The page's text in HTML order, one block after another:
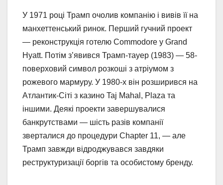
У 1971 році Трамп очолив компанію і вивів її на
манхеттенський ринок. Перший гучний проект
— реконструкція готелю Commodore у Grand
Hyatt. Потім з’явився Трамп-тауер (1983) — 58-
поверховий символ розкоші з атріумом з
рожевого мармуру. У 1980-х він розширився на
Атлантик-Сіті з казино Taj Mahal, Plaza та
іншими. Деякі проекти завершувалися
банкрутствами — шість разів компанії
зверталися до процедури Chapter 11, — але
Трамп завжди відроджувався завдяки
реструктуризації боргів та особистому бренду.